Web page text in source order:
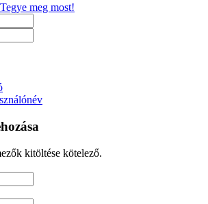
Tegye meg most!
kitöltése kötelező.